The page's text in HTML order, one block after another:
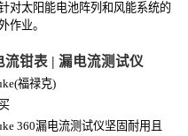
对太阳能电池阵列和风能系统的
作业。
流钳表 | 漏电流测试仪
福禄克)
360漏电流测试仪坚固耐用且